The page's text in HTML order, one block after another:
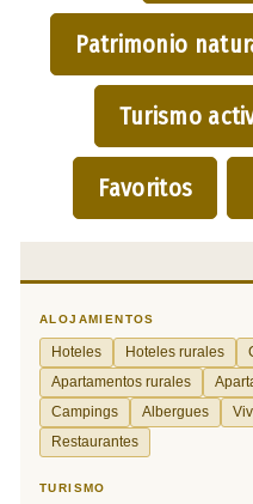
Patrimonio
Turismo
Favoritos